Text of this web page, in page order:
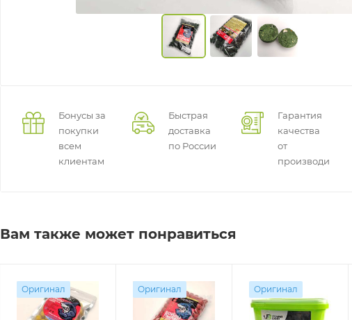
Бонусы за
покупки
всем
клиентам
Быстрая
доставка
по России
Гарантия
качества
от
производителей
Вам также может понравиться
Оригинал Оригинал Оригинал